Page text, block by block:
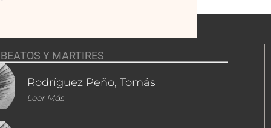
Y MARTIRES
Rodríguez Peño, Tomás
Leer Más